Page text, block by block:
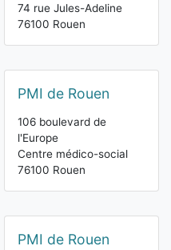
74 rue Jules-Adeline
76100 Rouen
PMI de Rouen
106 boulevard de
l'Europe
Centre médico-social
76100 Rouen
PMI de Rouen